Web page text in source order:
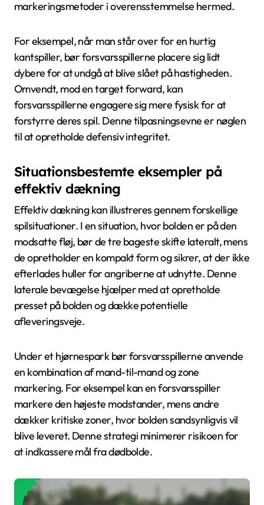
markeringsmetoder i overensstemmelse hermed.
For eksempel, når man står over for en hurtig
kantspiller, bør forsvarsspillerne placere sig lidt
dybere for at undgå at blive slået på hastigheden.
Omvendt, mod en target forward, kan
forsvarsspillerne engagere sig mere fysisk for at
forstyrre deres spil. Denne tilpasningsevne er nøglen
til at opretholde defensiv integritet.
Situationsbestemte eksempler på
effektiv dækning
Effektiv dækning kan illustreres gennem forskellige
spilsituationer. I en situation, hvor bolden er på den
modsatte fløj, bør de tre bageste skifte lateralt, mens
de opretholder en kompakt form og sikrer, at der ikke
efterlades huller for angriberne at udnytte. Denne
laterale bevægelse hjælper med at opretholde
presset på bolden og dække potentielle
afleveringsveje.
Under et hjørnespark bør forsvarsspillerne anvende
en kombination af mand-til-mand og zone
markering. For eksempel kan en forsvarsspiller
markere den højeste modstander, mens andre
dækker kritiske zoner, hvor bolden sandsynligvis vil
blive leveret. Denne strategi minimerer risikoen for
at indkassere mål fra dødbolde.